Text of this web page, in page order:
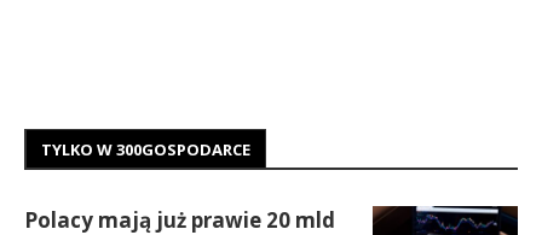
TYLKO W 300GOSPODARCE
Polacy mają już prawie 20 mld